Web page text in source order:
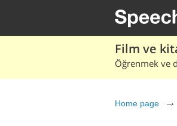
Film ve
Öğrenmek ve
Home page